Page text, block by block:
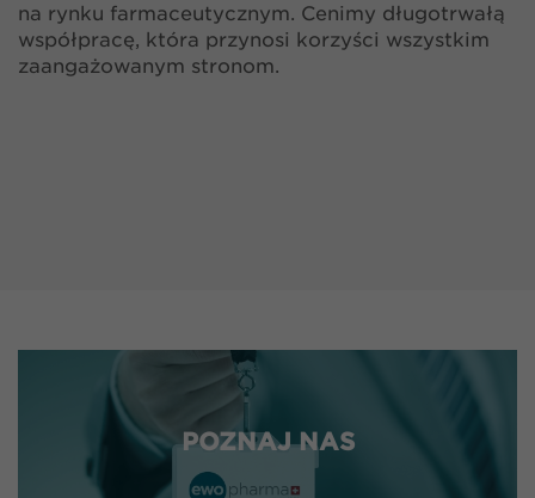
na rynku farmaceutycznym. Cenimy długotrwałą
współpracę, która przynosi korzyści wszystkim
zaangażowanym stronom.
POZNAJ NAS